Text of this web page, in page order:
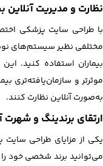
نظارت و مدیریت آنلاین
با طراحی سایت پزشکی
مختلفی نظیر سیستم‌های
بیماران استفاده کنید.
موثرتر و سازمان‌یافته‌تری
به‌صورت آنلاین نظارت کنند.
ارتقای برندینگ و شهرت
یکی از مزایای طراحی
می‌توانید برند شخصی خود